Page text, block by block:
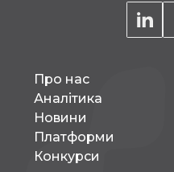
Про нас
Аналітика
Новини
Платформи
Конкурси